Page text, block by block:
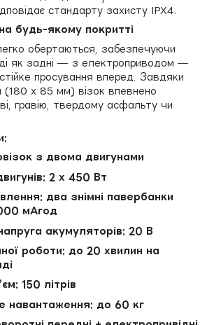
стандарту захисту IPX4.
будь-якому покритті
обертаються, забезпечуючи
як задні — з електроприводом —
просування вперед. Завдяки
(180 х 85 мм) візок впевнено
гравію, твердому асфальту чи
з двома двигунами
2 х 450 Вт
два знімні павербанки
мАгод
акумуляторів: 20 В
роботи: до 20 хвилин на
150 літрів
навантаження: до 60 кг